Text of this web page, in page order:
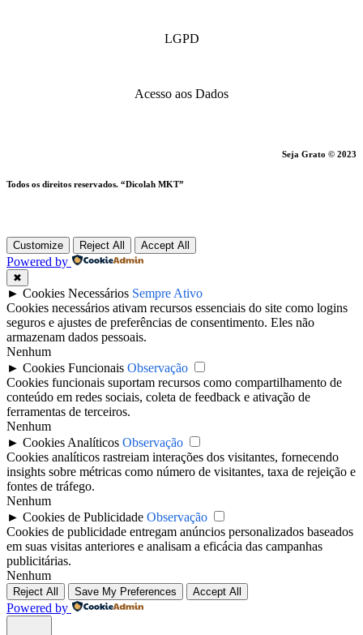
LGPD
Acesso aos Dados
Seja Grato © 2023
Todos os direitos reservados. “Dicolah MKT”
Customize Reject All Accept All
Powered by
✖
► Cookies Necessários Sempre Ativo
Cookies necessários ativam recursos essenciais do site como logins
seguros e ajustes de preferências de consentimento. Eles não
armazenam dados pessoais.
Nenhum
► Cookies Funcionais Observação
Cookies funcionais suportam recursos como compartilhamento de
conteúdo em redes sociais, coleta de feedback e ativação de
ferramentas de terceiros.
Nenhum
► Cookies Analíticos Observação
Cookies analíticos rastreiam interações dos visitantes, fornecendo
insights sobre métricas como número de visitantes, taxa de rejeição e
fontes de tráfego.
Nenhum
► Cookies de Publicidade Observação
Cookies de publicidade entregam anúncios personalizados baseados
em suas visitas anteriores e analisam a eficácia das campanhas
publicitárias.
Nenhum
Reject All Save My Preferences Accept All
Powered by